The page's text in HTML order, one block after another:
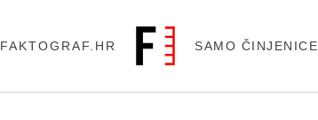
FAKTOGRAF.HR SAMO ČINJENICE